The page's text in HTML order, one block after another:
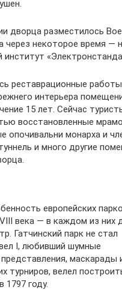
дворца разместилось
через некоторое время —
институт
реставрационные
интерьера
15 лет. Сейчас
восстановленные
опочивальни монарха и
и много другие
европейских
века — в каждом из них
Гатчинский парк не стал
I, любивший шумные
маскарады
турниров, велел
1797 году.